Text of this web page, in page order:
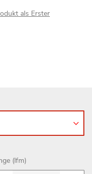
als Erster
(lfm)